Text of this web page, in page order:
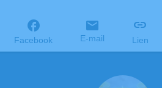
Facebook E-mail Lien